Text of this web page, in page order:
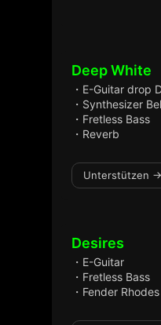
Deep White
・E-Guitar drop
・Synthesizer
・Fretless Bass
・Reverb
Unterstützen
Desires
・E-Guitar
・Fretless Bass
・Fender Rhodes